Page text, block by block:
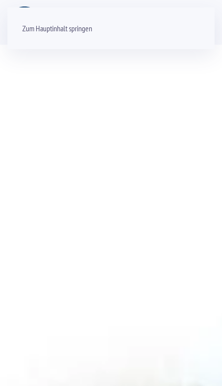
Zum Hauptinhalt springen